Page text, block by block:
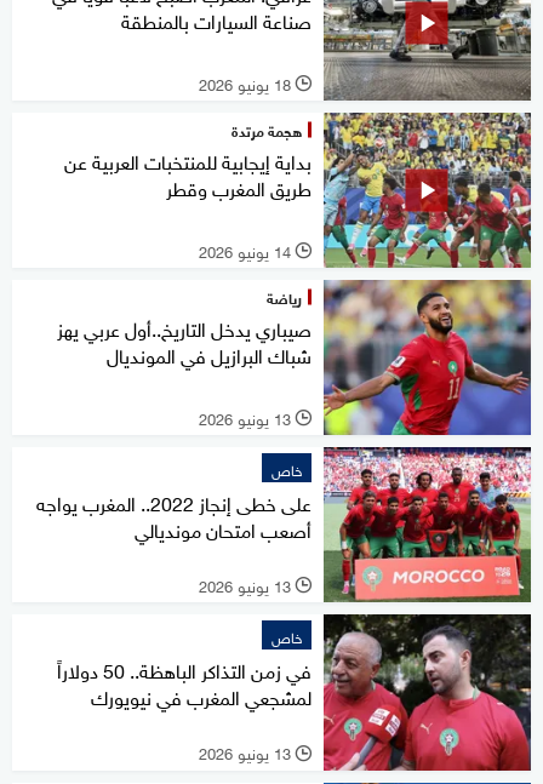
صناعة السيارات بالمنطقة
l 18 يونيو 2026
هجمة مرتدة
بداية إيجابية للمنتخبات العربية عن
طريق المغرب وقطر
l 14 يونيو 2026
رياضة
صيباري يدخل التاريخ..أول عربي يهز
شباك البرازيل في المونديال
l 13 يونيو 2026
خاص
على خطى إنجاز 2022.. المغرب يواجه
أصعب امتحان مونديالي
l 13 يونيو 2026
خاص
في زمن التذاكر الباهظة.. 50 دولاراً
لمشجعي المغرب في نيويورك
l 13 يونيو 2026